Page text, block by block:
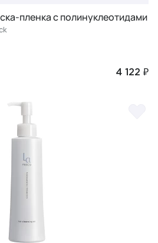
пленка с полинуклеотидами
4 122 ₽